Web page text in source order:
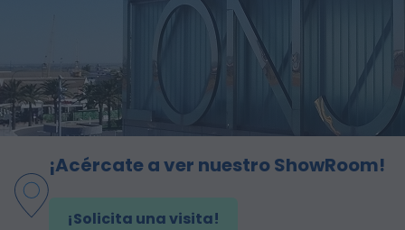
¡Acércate a ver nuestro ShowRoom!
¡Solicita una visita!